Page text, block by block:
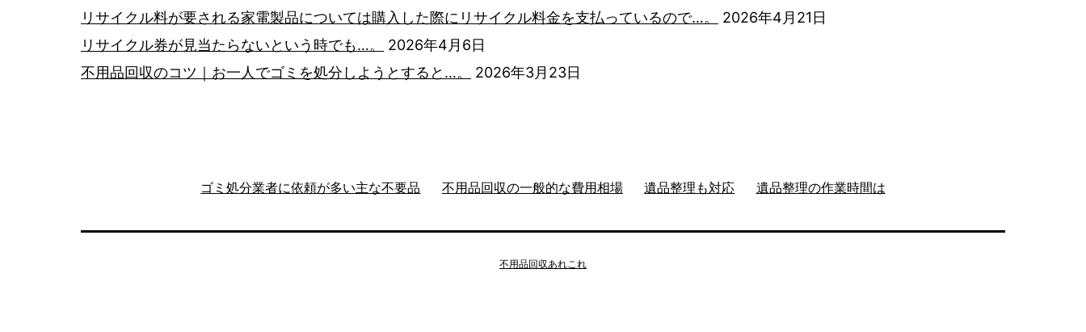
リサイクル料が要される家電製品については購入した際にリサイクル料金を支払っているので…。
2026年4月21日
リサイクル券が見当たらないという時でも…。
2026年4月6日
不用品回収のコツ｜お一人でゴミを処分しようとすると…。
2026年3月23日
ゴミ処分業者に依頼が多い主な不要品 不用品回収の一般的な費用相場 遺品整理も対応 遺品整理の作業時間は
不用品回収あれこれ